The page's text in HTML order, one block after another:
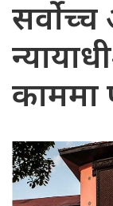
काममा